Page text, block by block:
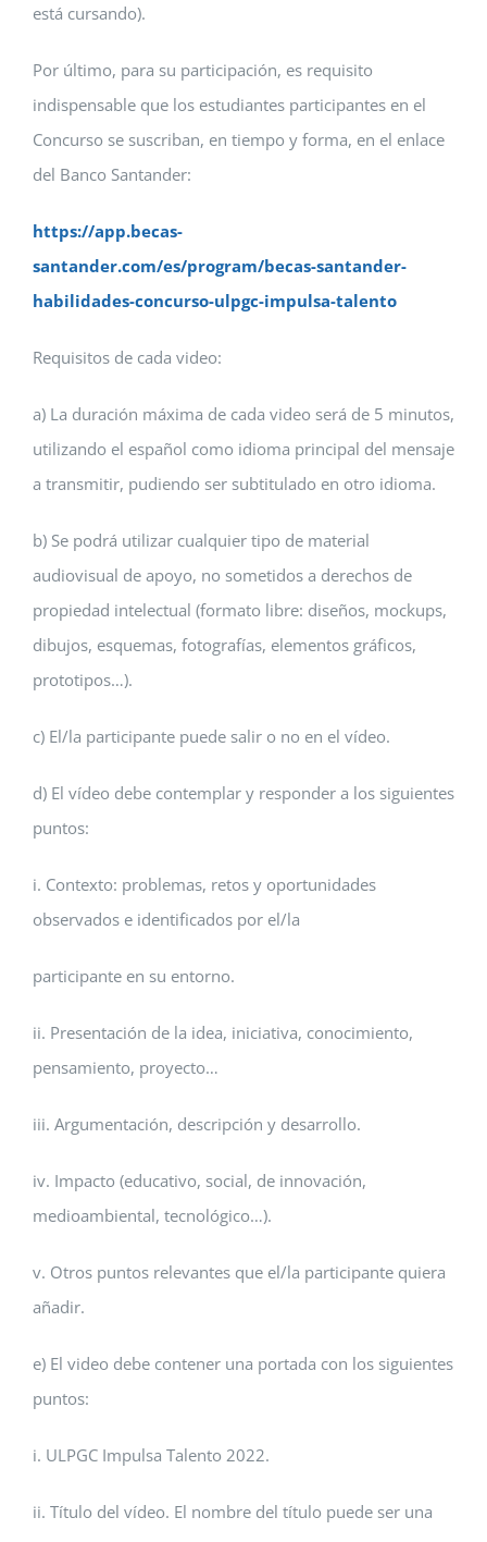
está cursando).
Por último, para su participación, es requisito
indispensable que los estudiantes participantes en el
Concurso se suscriban, en tiempo y forma, en el enlace
del Banco Santander:
https://app.becas-
santander.com/es/program/becas-santander-
habilidades-concurso-ulpgc-impulsa-talento
Requisitos de cada video:
a) La duración máxima de cada video será de 5 minutos,
utilizando el español como idioma principal del mensaje
a transmitir, pudiendo ser subtitulado en otro idioma.
b) Se podrá utilizar cualquier tipo de material
audiovisual de apoyo, no sometidos a derechos de
propiedad intelectual (formato libre: diseños, mockups,
dibujos, esquemas, fotografías, elementos gráficos,
prototipos…).
c) El/la participante puede salir o no en el vídeo.
d) El vídeo debe contemplar y responder a los siguientes
puntos:
i. Contexto: problemas, retos y oportunidades
observados e identificados por el/la
participante en su entorno.
ii. Presentación de la idea, iniciativa, conocimiento,
pensamiento, proyecto…
iii. Argumentación, descripción y desarrollo.
iv. Impacto (educativo, social, de innovación,
medioambiental, tecnológico…).
v. Otros puntos relevantes que el/la participante quiera
añadir.
e) El video debe contener una portada con los siguientes
puntos:
i. ULPGC Impulsa Talento 2022.
ii. Título del vídeo. El nombre del título puede ser una